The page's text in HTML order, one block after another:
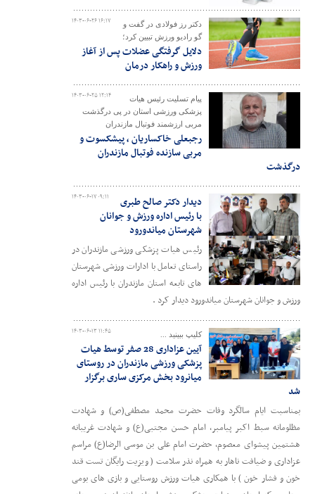
۱۴۰۳-۰۶-۲۶ ۱۶:۱۷
دکتر رز فولادی در گفت و
گو رادیو ورزش تبیین کرد؛
دلایل گرفتگی عضلات پس از آغاز
ورزش و راهکار درمان
۱۴۰۳-۰۶-۲۵ ۱۲:۱۴
پیام تسلیت رئیس هیات
پزشکی ورزشی استان در پی درگذشت
مربی ارزشمند فوتبال مازندران
رجبعلی خاکساریان ، پیشکسوت و
مربی سازنده فوتبال مازندران
درگذشت
۱۴۰۳-۰۶-۱۷ ۰۹:۱۱
دیدار دکتر صالح طبری
با رئیس اداره ورزش و جوانان
شهرستان میاندورود
رئیس هیات پزشکی ورزشی مازندران در
راستای تعامل با ادارات ورزشی شهرستان
های تابعه استان مازندران با رئیس اداره
ورزش و جوانان شهرستان میاندورود دیدار کرد .
۱۴۰۳-۰۶-۱۳ ۱۱:۴۵ کلیپ ببینید ...
آیین عزاداری 28 صفر توسط هیات
پزشکی ورزشی مازندران در روستای
میانرود بخش مرکزی ساری برگزار
شد
بمناسبت ایام سالگرد وفات حضرت محمد مصطفی(ص) و شهادت
مظلومانه سبط اکبر پیامبر، امام حسن مجتبی(ع) و شهادت غریبانه
هشتمین پیشوای معصوم، حضرت امام علی بن موسی الرضا(ع) مراسم
عزاداری و ضیافت ناهار به همراه نذر سلامت ( ویزیت رایگان تست قند
خون و فشار خون ) با همکاری هیات ورزش روستایی و بازی های بومی